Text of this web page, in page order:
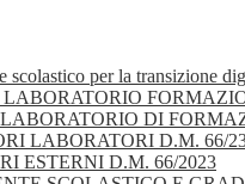
scolastico per la transizione
DI
LABORATORI D.M. 66/
ESTERNI D.M. 66/2023